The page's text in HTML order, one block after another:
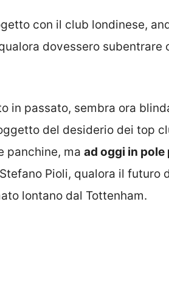
con il club londinese,
dovessero subentrare
in passato, sembra ora
del desiderio dei top
panchine, ma ad oggi in pole
Pioli, qualora il futuro
lontano dal Tottenham.